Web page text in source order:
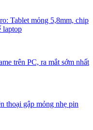
Tablet mỏng 5,8mm, chip
laptop
trên PC, ra mắt sớm nhất
thoại gập mỏng nhẹ pin